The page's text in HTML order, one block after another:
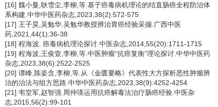
[16] 魏小曼,耿雪尘,李柳,等.基于癌毒病机理论的结直肠癌全程防治体
系构建.中华中医药杂志,2023,38(2):572-575
[17] 王子昊,吴勉华.吴勉华教授辨治胃癌经验采撷.广西中医
药,2021,44(1):36-38
[18] 程海波. 癌毒病机理论探讨.中医杂志,2014,55(20):1711-1715
[19] 程海波,王俊壹,李柳,等.中医肿瘤“抗癌复衡”理论探讨.中华中医药
杂志,2023,38(6):2522-2525
[20] 谭峰,陈姿含,李柳,等.从《金匮要略》代表性大方探析恶性肿瘤辨
治的治法与组方思路.中华中医药杂志,2023,38(9):4252-4254
[21] 韦堂军,赵智强.周仲瑛运用抗癌解毒法治疗肠癌经验.中医杂
志,2015,56(2):99-101